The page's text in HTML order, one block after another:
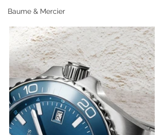
Baume & Mercier